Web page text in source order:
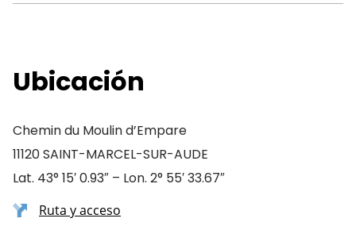
Ubicación
Chemin du Moulin d’Empare
11120 SAINT-MARCEL-SUR-AUDE
Lat. 43° 15′ 0.93″ – Lon. 2° 55′ 33.67″
Ruta y acceso